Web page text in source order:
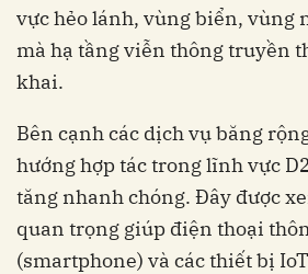
vực hẻo lánh, vùng biển, vùng
mà hạ tầng viễn thông truyền
khai.
Bên cạnh các dịch vụ băng
hướng hợp tác trong lĩnh vực
tăng nhanh chóng. Đây được
quan trọng giúp điện thoại
(smartphone) và các thiết bị